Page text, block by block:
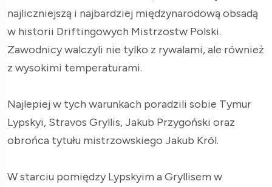
najliczniejszą i najbardziej międzynarodową obsadą
w historii Driftingowych Mistrzostw Polski.
Zawodnicy walczyli nie tylko z rywalami, ale również
z wysokimi temperaturami.
Najlepiej w tych warunkach poradzili sobie Tymur
Lypskyi, Stravos Gryllis, Jakub Przygoński oraz
obrońca tytułu mistrzowskiego Jakub Król.
W starciu pomiędzy Lypskyim a Gryllisem w